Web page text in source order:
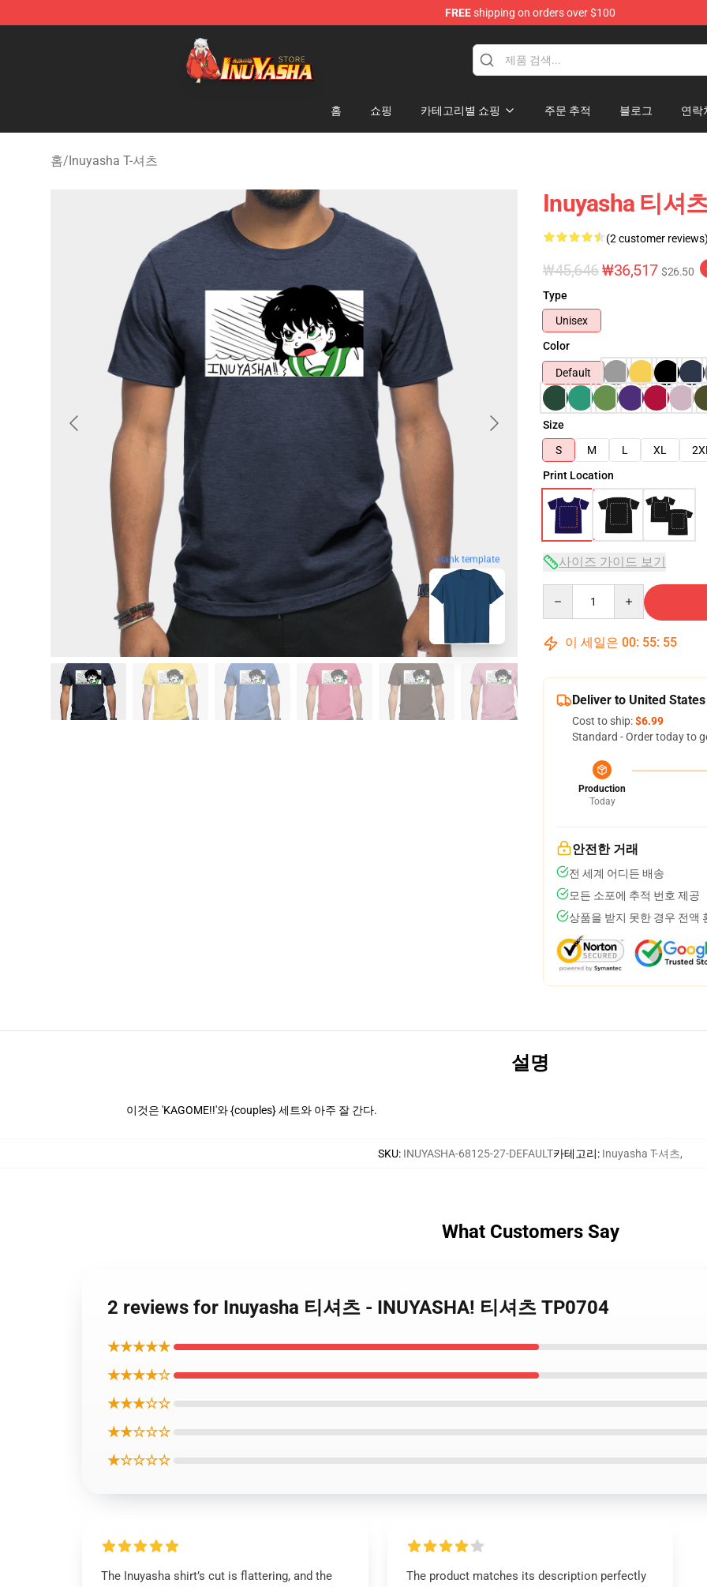
FREEshipping on orders over $100
Inuyasha Store - Official Inuyasha Merchandise Shop
홈 쇼핑 카테고리별 쇼핑 주문 추적 블로그 연락
홈/Inuyasha T-셔츠
blank template
Inuyasha 티셔
(2 customer reviews)
₩45,646₩36,517 $26.50
Type
Unisex
Color
Default
Size
S
M L XL 2XL
Print Location
사이즈 가이드 보기
이 세일은 00: 55: 54
Deliver to United States
Cost to ship:$6.99
Standard - Order today to
Production
Today
안전한 거래
전 세계 어디든 배송
모든 소포에 추적 번호 제공
상품을 받지 못한 경우 전액
설명
이것은 'KAGOME!!'와 {couples} 세트와 아주 잘 간다.
SKU: INUYASHA-68125-27-DEFAULT카테고리: Inuyasha T-셔츠,
What Customers Say
2 reviews for Inuyasha 티셔츠 - INUYASHA! 티셔츠 TP0704
★★★★★
★★★★☆
★★★☆☆
★★☆☆☆
★☆☆☆☆
The Inuyasha shirt’s cut is flattering, and the
The product matches its description perfectly